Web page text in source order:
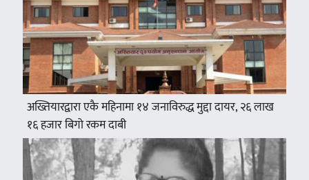
अख्तियारद्वारा एकै महिनामा १४ जनाविरुद्ध मुद्दा दायर, २६ लाख
१६ हजार बिगो रकम दाबी